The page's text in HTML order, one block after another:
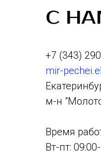
С
+7 (343)
mir-
м-н
Время
Вт-пт: